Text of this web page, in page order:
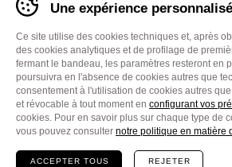
Sitemap Privacy policy
Cookie preferences
Une expérience
Ce site utilise des cookies techniques et, après
des cookies analytiques et de profilage de
fermant le bandeau, les paramètres resteront en
poursuivra en l'absence de cookies autres que
consentement à l'utilisation de cookies autres
et révocable à tout moment en configurant vos
cookies. Pour en savoir plus sur chaque type de
vous pouvez consulter notre politique en matière
ACCEPTER TOUS REJETER